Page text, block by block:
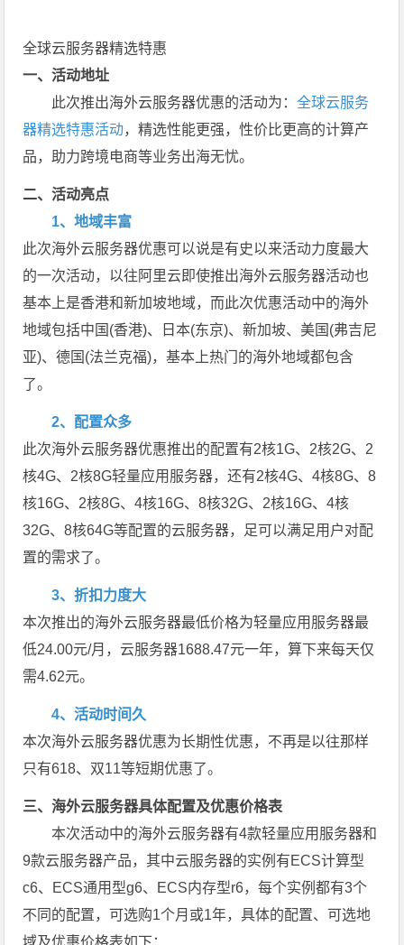
全球云服务器精选特惠
一、活动地址
此次推出海外云服务器优惠的活动为：全球云服务
器精选特惠活动，精选性能更强，性价比更高的计算产
品，助力跨境电商等业务出海无忧。
二、活动亮点
1、地域丰富
此次海外云服务器优惠可以说是有史以来活动力度最大
的一次活动，以往阿里云即使推出海外云服务器活动也
基本上是香港和新加坡地域，而此次优惠活动中的海外
地域包括中国(香港)、日本(东京)、新加坡、美国(弗吉尼
亚)、德国(法兰克福)，基本上热门的海外地域都包含
了。
2、配置众多
此次海外云服务器优惠推出的配置有2核1G、2核2G、2
核4G、2核8G轻量应用服务器，还有2核4G、4核8G、8
核16G、2核8G、4核16G、8核32G、2核16G、4核
32G、8核64G等配置的云服务器，足可以满足用户对配
置的需求了。
3、折扣力度大
本次推出的海外云服务器最低价格为轻量应用服务器最
低24.00元/月，云服务器1688.47元一年，算下来每天仅
需4.62元。
4、活动时间久
本次海外云服务器优惠为长期性优惠，不再是以往那样
只有618、双11等短期优惠了。
三、海外云服务器具体配置及优惠价格表
本次活动中的海外云服务器有4款轻量应用服务器和
9款云服务器产品，其中云服务器的实例有ECS计算型
c6、ECS通用型g6、ECS内存型r6，每个实例都有3个
不同的配置，可选购1个月或1年，具体的配置、可选地
域及优惠价格表如下：